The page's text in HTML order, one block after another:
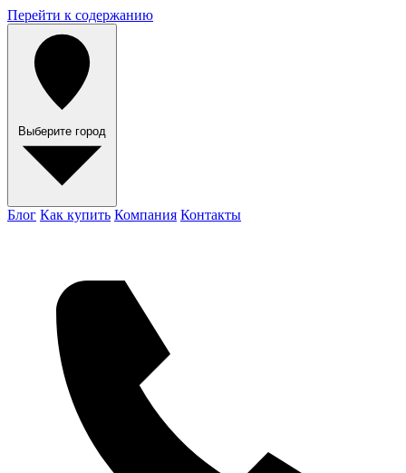
Перейти к содержанию
Выберите город
Блог Как купить Компания Контакты